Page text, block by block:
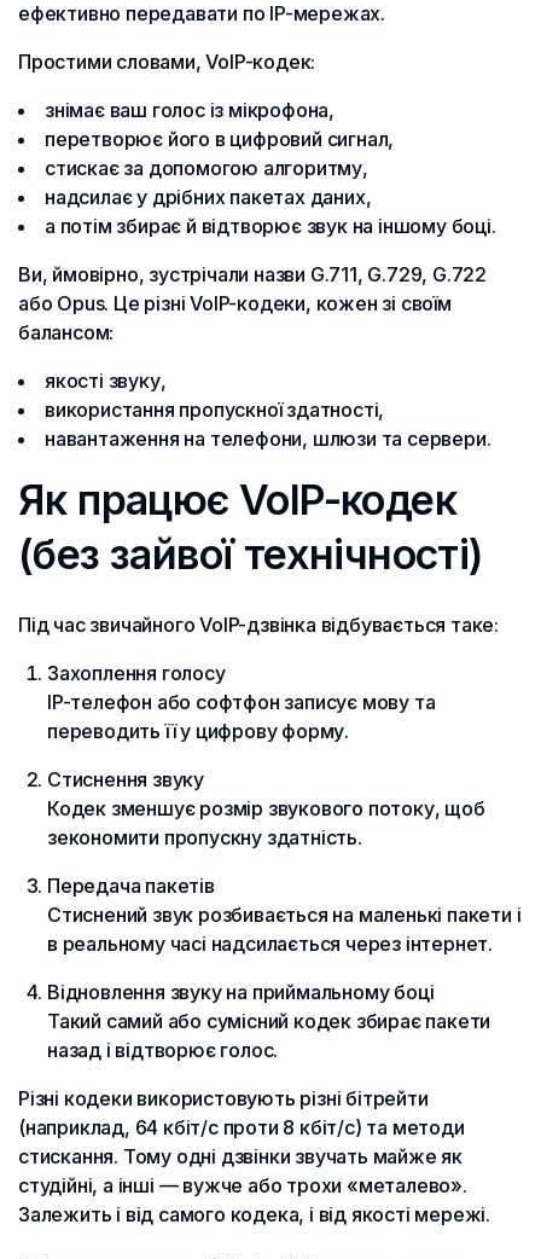
ефективно передавати по IP-мережах.
Простими словами, VoIP-кодек:
знімає ваш голос із мікрофона,
перетворює його в цифровий сигнал,
стискає за допомогою алгоритму,
надсилає у дрібних пакетах даних,
а потім збирає й відтворює звук на іншому боці.
Ви, ймовірно, зустрічали назви G.711, G.729, G.722
або Opus. Це різні VoIP-кодеки, кожен зі своїм
балансом:
якості звуку,
використання пропускної здатності,
навантаження на телефони, шлюзи та сервери.
Як працює VoIP-кодек
(без зайвої технічності)
Під час звичайного VoIP-дзвінка відбувається таке:
Захоплення голосу
IP-телефон або софтфон записує мову та
переводить її у цифрову форму.
Стиснення звуку
Кодек зменшує розмір звукового потоку, щоб
зекономити пропускну здатність.
Передача пакетів
Стиснений звук розбивається на маленькі пакети і
в реальному часі надсилається через інтернет.
Відновлення звуку на приймальному боці
Такий самий або сумісний кодек збирає пакети
назад і відтворює голос.
Різні кодеки використовують різні бітрейти
(наприклад, 64 кбіт/с проти 8 кбіт/с) та методи
стискання. Тому одні дзвінки звучать майже як
студійні, а інші — вужче або трохи «металево».
Залежить і від самого кодека, і від якості мережі.